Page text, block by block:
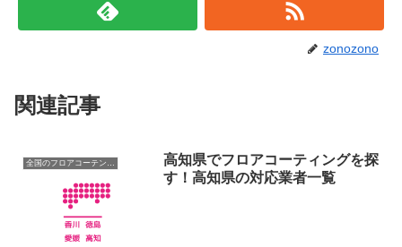
zonozono
関連記事
高知県でフロアコーティングを探
す！高知県の対応業者一覧